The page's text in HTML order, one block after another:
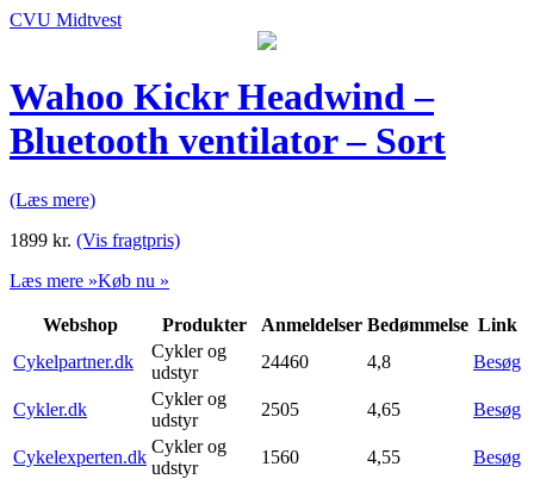
CVU Midtvest
Wahoo Kickr Headwind –
Bluetooth ventilator – Sort
(Læs mere)
1899 kr. (Vis fragtpris)
Læs mere »Køb nu »
Webshop Produkter Anmeldelser Bedømmelse Link
Cykelpartner.dk
Cykler og
udstyr
24460 4,8 Besøg
Cykler.dk
Cykler og
udstyr
2505 4,65 Besøg
Cykelexperten.dk
Cykler og
udstyr
1560 4,55 Besøg